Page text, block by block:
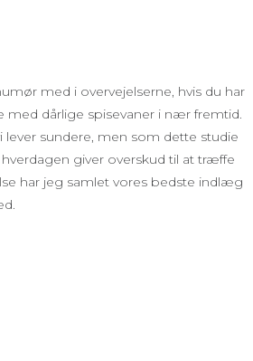
med i overvejelserne, hvis du har
dårlige spisevaner i nær fremtid.
lever sundere, men som dette studie
giver overskud til at træffe
har jeg samlet vores bedste indlæg